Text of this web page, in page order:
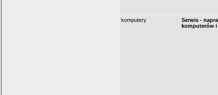
komputery
Serwis -
komputerów i